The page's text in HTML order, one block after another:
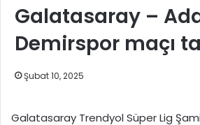
Galatasaray –
Demirspor maçı
Şubat 10, 2025
Galatasaray Trendyol Süper Lig